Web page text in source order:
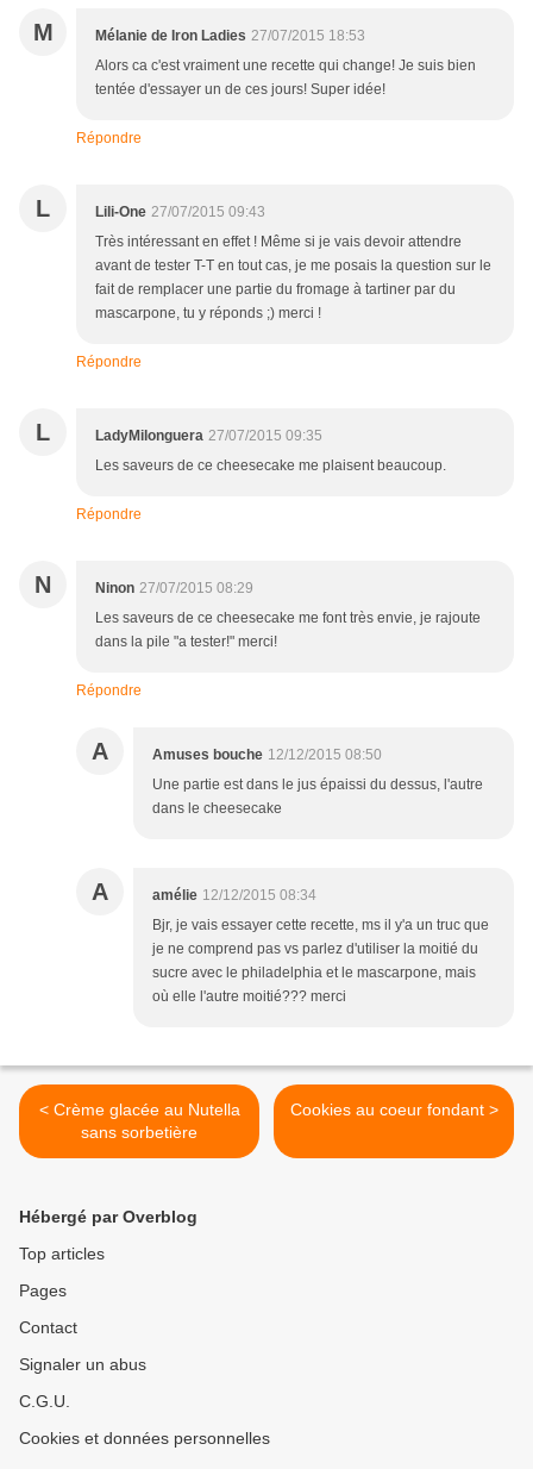
M Mélanie de Iron Ladies 27/07/2015 18:53
Alors ca c'est vraiment une recette qui change! Je suis bien
tentée d'essayer un de ces jours! Super idée!
Répondre
L Lili-One 27/07/2015 09:43
Très intéressant en effet ! Même si je vais devoir attendre
avant de tester T-T en tout cas, je me posais la question sur le
fait de remplacer une partie du fromage à tartiner par du
mascarpone, tu y réponds ;) merci !
Répondre
L LadyMilonguera 27/07/2015 09:35
Les saveurs de ce cheesecake me plaisent beaucoup.
Répondre
N Ninon 27/07/2015 08:29
Les saveurs de ce cheesecake me font très envie, je rajoute
dans la pile "a tester!" merci!
Répondre
A Amuses bouche 12/12/2015 08:50
Une partie est dans le jus épaissi du dessus, l'autre
dans le cheesecake
A amélie 12/12/2015 08:34
Bjr, je vais essayer cette recette, ms il y'a un truc que
je ne comprend pas vs parlez d'utiliser la moitié du
sucre avec le philadelphia et le mascarpone, mais
où elle l'autre moitié??? merci
< Crème glacée au Nutella
sans sorbetière
Cookies au coeur fondant >
Hébergé par Overblog
Top articles
Pages
Contact
Signaler un abus
C.G.U.
Cookies et données personnelles